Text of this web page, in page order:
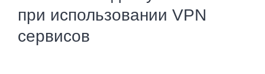
при использовании VPN
сервисов